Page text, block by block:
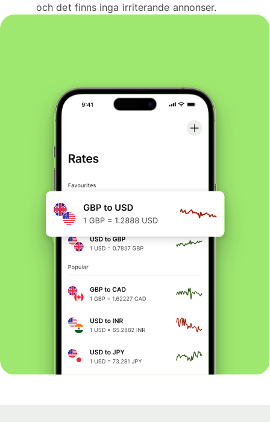
och det finns inga irriterande annonser.